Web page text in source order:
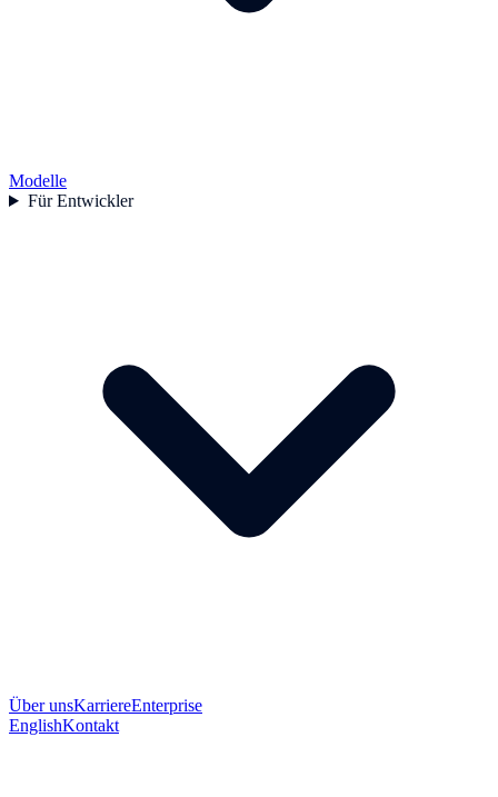
Modelle
Für Entwickler
Über unsKarriereEnterprise
EnglishKontakt